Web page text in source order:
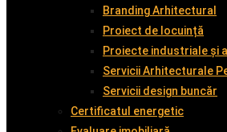
Branding Arhitectural
Proiect de locuință
Proiecte industriale și
Servicii Arhitecturale
Servicii design buncăr
Certificatul energetic